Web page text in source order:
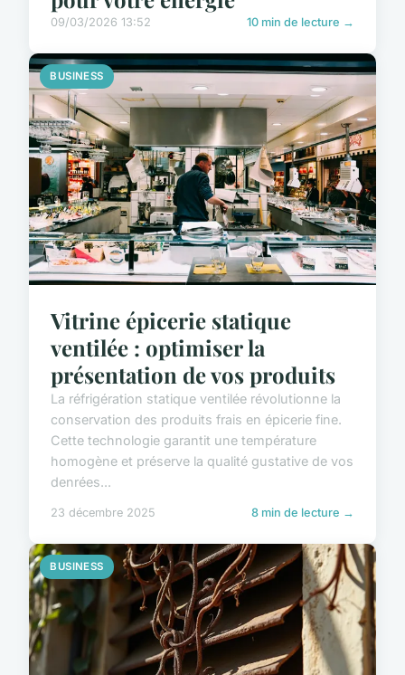
09/03/2026 13:52 10 min de lecture →
BUSINESS
Vitrine épicerie statique
ventilée : optimiser la
présentation de vos produits
La réfrigération statique ventilée révolutionne la
conservation des produits frais en épicerie fine.
Cette technologie garantit une température
homogène et préserve la qualité gustative de vos
denrées...
23 décembre 2025 8 min de lecture →
BUSINESS